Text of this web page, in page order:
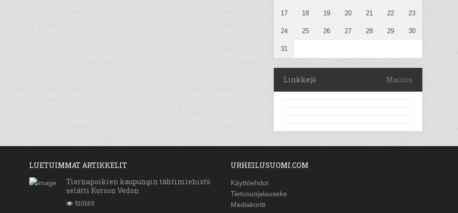
17 18 19 20 21 22 23
24 25 26 27 28 29 30
31
Linkkejä Mainos
LUETUIMMAT ARTIKKELIT
Tiernapoikien kaupungin tähtimiehistö
selätti Korson Vedon
510165
URHEILUSUOMI.COM
Käyttöehdot
Tietosuojalauseke
Mediakortti